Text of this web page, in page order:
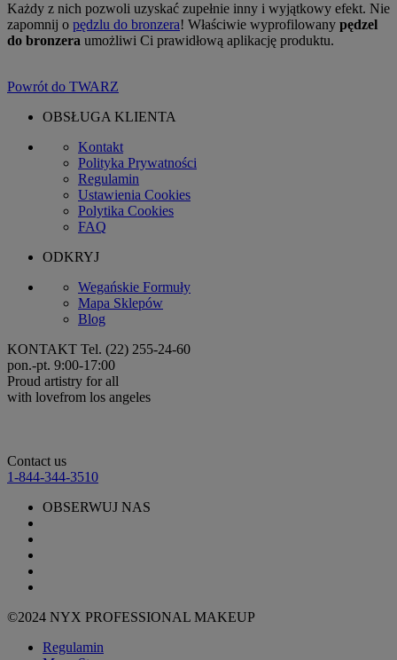
Każdy z nich pozwoli uzyskać zupełnie inny i wyjątkowy efekt. Nie
zapomnij o pędzlu do bronzera! Właściwie wyprofilowany pędzel
do bronzera umożliwi Ci prawidłową aplikację produktu.
Powrót do TWARZ
OBSŁUGA KLIENTA
Kontakt
Polityka Prywatności
Regulamin
Ustawienia Cookies
Polytika Cookies
FAQ
ODKRYJ
Wegańskie Formuły
Mapa Sklepów
Blog
KONTAKT Tel. (22) 255-24-60
pon.-pt. 9:00-17:00
Proud artistry for all
with lovefrom los angeles
Contact us
1-844-344-3510
OBSERWUJ NAS
©2024 NYX PROFESSIONAL MAKEUP
Regulamin